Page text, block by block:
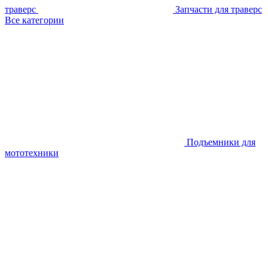
траверс
Запчасти для траверс
Все категории
Подъемники для
мототехники